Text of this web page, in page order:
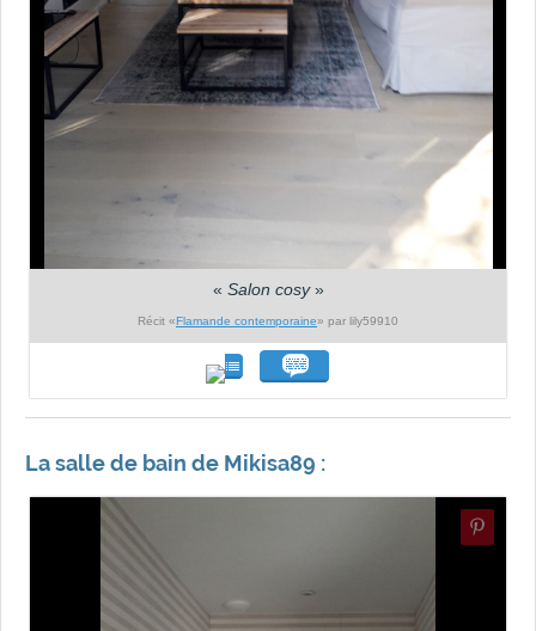
« Salon cosy»
Récit «Flamande contemporaine» par lily59910
La salle de bain de Mikisa89 :